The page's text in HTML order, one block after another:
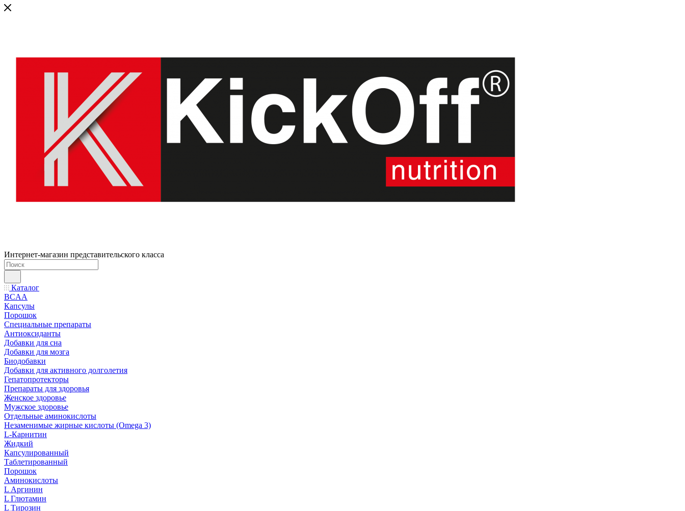
Интернет-магазин представительского класса
Каталог
BCAA
Капсулы
Порошок
Cпециальные препараты
Антиоксиданты
Добавки для сна
Добавки для мозга
Биодобавки
Добавки для активного долголетия
Гепатопротекторы
Препараты для здоровья
Женское здоровье
Мужское здоровье
Отдельные аминокислоты
Незаменимые жирные кислоты (Omega 3)
L-Карнитин
Жидкий
Капсулированный
Таблетированный
Порошок
Аминокислоты
L Аргинин
L Глютамин
L Тирозин